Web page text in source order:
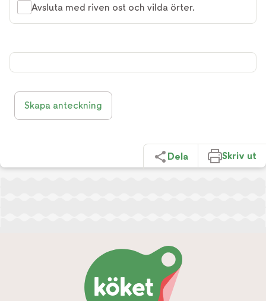
Avsluta med riven ost och vilda örter.
Skapa anteckning
Dela Skriv ut